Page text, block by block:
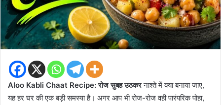
Aloo Kabli Chaat Recipe: रोज सुबह उठकरनाश्ते में क्या बनाया जाए,
यह हर घर की एक बड़ी समस्या है। अगर आप भी रोज-रोज वही पारंपरिक पोहा,